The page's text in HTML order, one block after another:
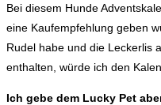
Bei diesem Hunde
eine Kaufempfehlung geben
Rudel habe und die Leckerlis
enthalten, würde ich den
Ich gebe dem Lucky Pet